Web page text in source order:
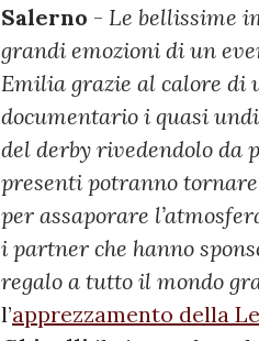
Salerno - Le bellissime
grandi emozioni di un
Emilia grazie al calore di
documentario i quasi
del derby rivedendolo da
presenti potranno
per assaporare
i partner che hanno
regalo a tutto il mondo
l’apprezzamento della